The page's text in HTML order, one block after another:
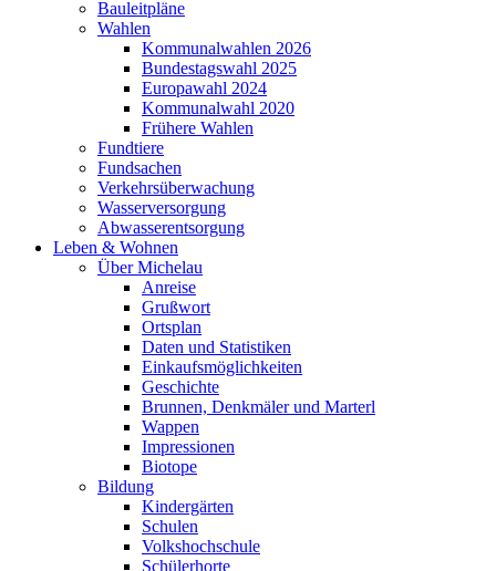
Bauleitpläne
Wahlen
Kommunalwahlen 2026
Bundestagswahl 2025
Europawahl 2024
Kommunalwahl 2020
Frühere Wahlen
Fundtiere
Fundsachen
Verkehrsüberwachung
Wasserversorgung
Abwasserentsorgung
Leben & Wohnen
Über Michelau
Anreise
Grußwort
Ortsplan
Daten und Statistiken
Einkaufsmöglichkeiten
Geschichte
Brunnen, Denkmäler und Marterl
Wappen
Impressionen
Biotope
Bildung
Kindergärten
Schulen
Volkshochschule
Schülerhorte